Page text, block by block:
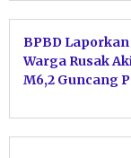
BPBD
Warga Rusak
M6,2 Guncang